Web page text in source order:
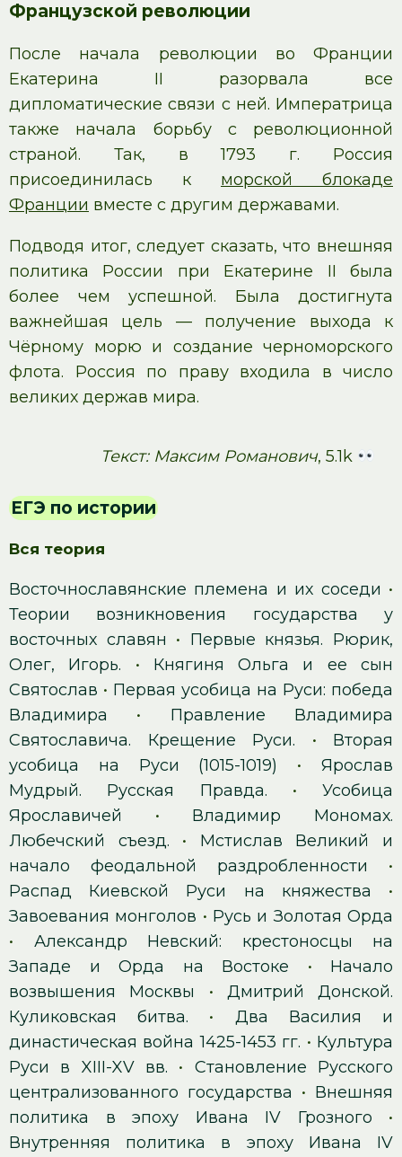
Французской революции
После начала революции во Франции
Екатерина II разорвала все
дипломатические связи с ней. Императрица
также начала борьбу с революционной
страной. Так, в 1793 г. Россия
присоединилась к морской блокаде
Франции вместе с другим державами.
Подводя итог, следует сказать, что внешняя
политика России при Екатерине II была
более чем успешной. Была достигнута
важнейшая цель — получение выхода к
Чёрному морю и создание черноморского
флота. Россия по праву входила в число
великих держав мира.
Текст: Максим Романович, 5.1k
ЕГЭ по истории
Вся теория
Восточнославянские племена и их соседи •
Теории возникновения государства у
восточных славян • Первые князья. Рюрик,
Олег, Игорь. • Княгиня Ольга и ее сын
Святослав • Первая усобица на Руси: победа
Владимира • Правление Владимира
Святославича. Крещение Руси. • Вторая
усобица на Руси (1015-1019)
•Ярослав
Мудрый. Русская Правда. • Усобица
Ярославичей • Владимир Мономах.
Любечский съезд. • Мстислав Великий и
начало феодальной раздробленности •
Распад Киевской Руси на княжества •
Завоевания монголов • Русь и Золотая Орда
• Александр Невский: крестоносцы на
Западе и Орда на Востоке • Начало
возвышения Москвы
• Дмитрий Донской.
Куликовская битва. • Два Василия и
династическая война 1425-1453 гг. • Культура
Руси в XIII-XV вв. • Становление Русского
централизованного государства • Внешняя
политика в эпоху Ивана IV Грозного •
Внутренняя политика в эпоху Ивана IV